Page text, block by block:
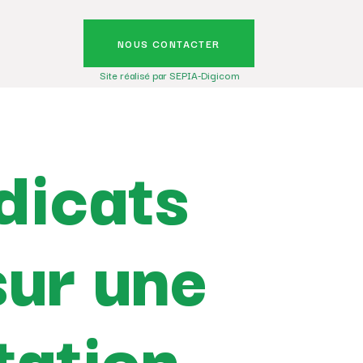
NOUS CONTACTER
Site réalisé par SEPIA-Digicom
une